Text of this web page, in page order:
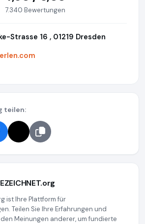
7.340 Bewertungen
Strasse 16 , 01219 Dresden
teilen:
ist Ihre Plattform für
Teilen Sie Ihre Erfahrungen und
Meinungen anderer, um fundierte